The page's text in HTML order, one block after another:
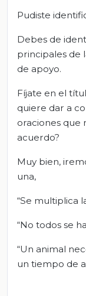
Pudiste
Debes de
principales de
de apoyo.
Fíjate en el
quiere dar a
oraciones que
acuerdo?
Muy bien,
una,
“Se multiplica
“No todos se
“Un animal
un tiempo de